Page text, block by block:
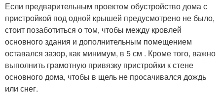
Если предварительным проектом обустройство дома с
пристройкой под одной крышей предусмотрено не было,
стоит позаботиться о том, чтобы между кровлей
основного здания и дополнительным помещением
оставался зазор, как минимум, в 5 см . Кроме того, важно
выполнить грамотную привязку пристройки к стене
основного дома, чтобы в щель не просачивался дождь
или снег.